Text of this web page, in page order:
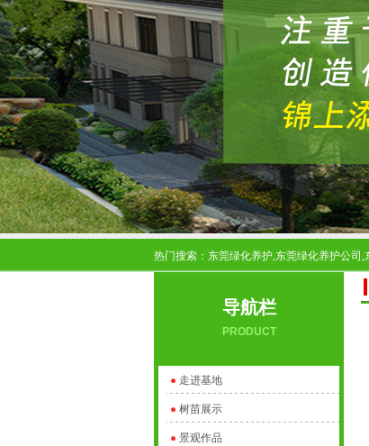
热门搜索：东莞绿化养护,东莞绿化养护公司
导航栏
PRODUCT
走进基地
树苗展示
景观作品